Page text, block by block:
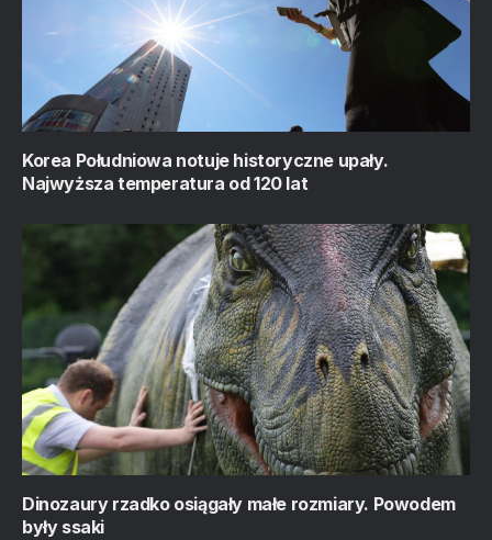
Korea Południowa notuje historyczne upały.
Najwyższa temperatura od 120 lat
Dinozaury rzadko osiągały małe rozmiary. Powodem
były ssaki